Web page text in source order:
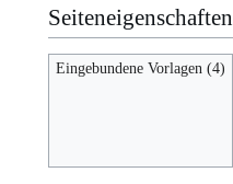
Seiteneigenschaften
Eingebundene Vorlagen (4)